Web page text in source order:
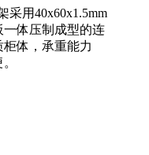
采用40x60x1.5mm
体压制成型的连
体，承重能力